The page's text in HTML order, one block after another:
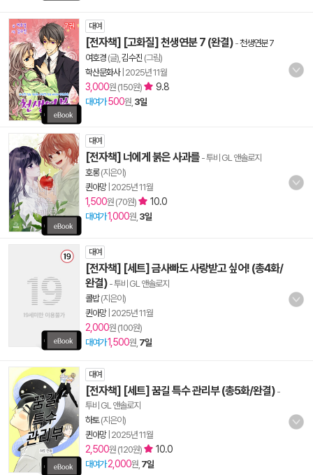
대여
[전자책] [고화질] 천생연분 7 (완결) -천생연분 7
여호경 (글), 김수진 (그림)
학산문화사| 2025년 11월
3,000원 (150원) 9.8
대여가 500원, 3일
대여
[전자책] 너에게 붉은 사과를 - 투비 GL 앤솔로지
호롱(지은이)
퀸아망| 2025년 11월
1,500원 (70원) 10.0
대여가1,000원, 3일
대여
[전자책] [세트] 금사빠도 사랑받고 싶어! (총4화/
완결) - 투비 GL 앤솔로지
콜밥(지은이)
퀸아망| 2025년 11월
2,000원 (100원)
대여가1,500원, 7일
대여
[전자책] [세트] 꿈길 특수 관리부 (총5화/완결) -
투비 GL 앤솔로지
하토(지은이)
퀸아망| 2025년 11월
2,500원 (120원) 10.0
대여가 2,000원, 7일